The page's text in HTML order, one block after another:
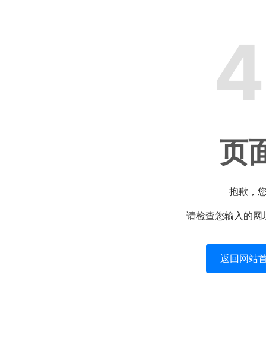
页
抱歉，
请检查您输入的
返回网站